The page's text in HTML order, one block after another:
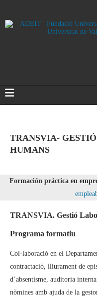
TRANSVIA-
HUMANS
Formación práctica en
TRANSVIA. Gestió
Programa formatiu
Col·laboració en el
contractació, lliurament de
d’absentisme, auditoria
nòmines amb ajuda de la